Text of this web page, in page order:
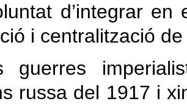
d’integrar en
i centralització
guerres
russa del 1917 i